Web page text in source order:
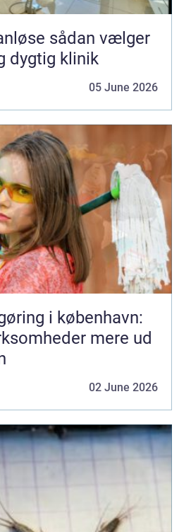
vælger
dygtig klinik
05 June 2026
i københavn:
mere ud
02 June 2026